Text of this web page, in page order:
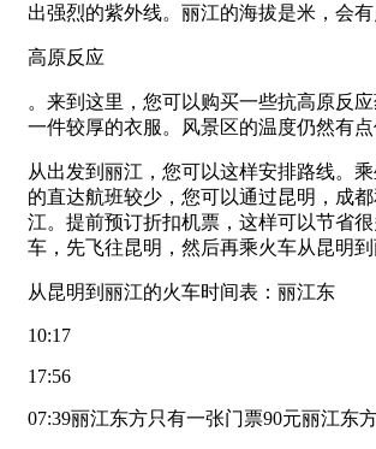
出强烈的紫外线。丽江的海拔是米，会有
高原反应
。来到这里，您可以购买一些抗高原反
一件较厚的衣服。风景区的温度仍然有点
从出发到丽江，您可以这样安排路线。
的直达航班较少，您可以通过昆明，成
江。提前预订折扣机票，这样可以节省
车，先飞往昆明，然后再乘火车从昆明
从昆明到丽江的火车时间表：丽江东
10:17
17:56
07:39丽江东方只有一张门票90元丽江东